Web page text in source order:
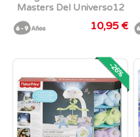
Masters Del Universo12
10,95 €
-26%